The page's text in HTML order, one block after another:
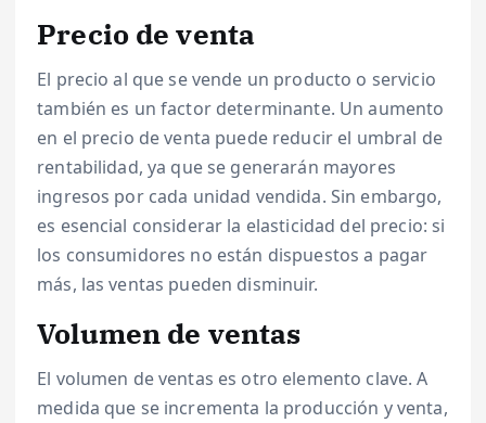
Precio de venta
El precio al que se vende un producto o servicio
también es un factor determinante. Un aumento
en el precio de venta puede reducir el umbral de
rentabilidad, ya que se generarán mayores
ingresos por cada unidad vendida. Sin embargo,
es esencial considerar la elasticidad del precio: si
los consumidores no están dispuestos a pagar
más, las ventas pueden disminuir.
Volumen de ventas
El volumen de ventas es otro elemento clave. A
medida que se incrementa la producción y venta,